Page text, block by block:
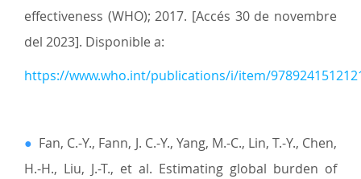
effectiveness (WHO); 2017. [Accés 30 de novembre
del 2023]. Disponible a:
https://www.who.int/publications/i/item/
● Fan, C.-Y., Fann, J. C.-Y., Yang, M.-C., Lin, T.-Y., Chen,
H.-H., Liu, J.-T., et al. Estimating global burden of